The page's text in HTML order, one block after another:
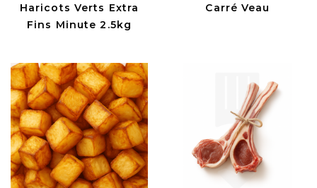
Haricots Verts Extra
Fins Minute 2.5kg
Carré Veau